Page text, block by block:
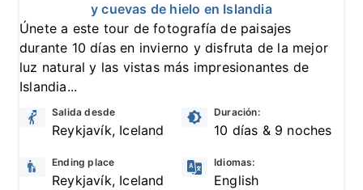
y cuevas de hielo en Islandia
Únete a este tour de fotografía de paisajes
durante 10 días en invierno y disfruta de la mejor
luz natural y las vistas más impresionantes de
Islandia...
Salida desde
Reykjavík, Iceland
Duración:
10 días & 9 noches
Ending place
Reykjavík, Iceland
Idiomas:
English